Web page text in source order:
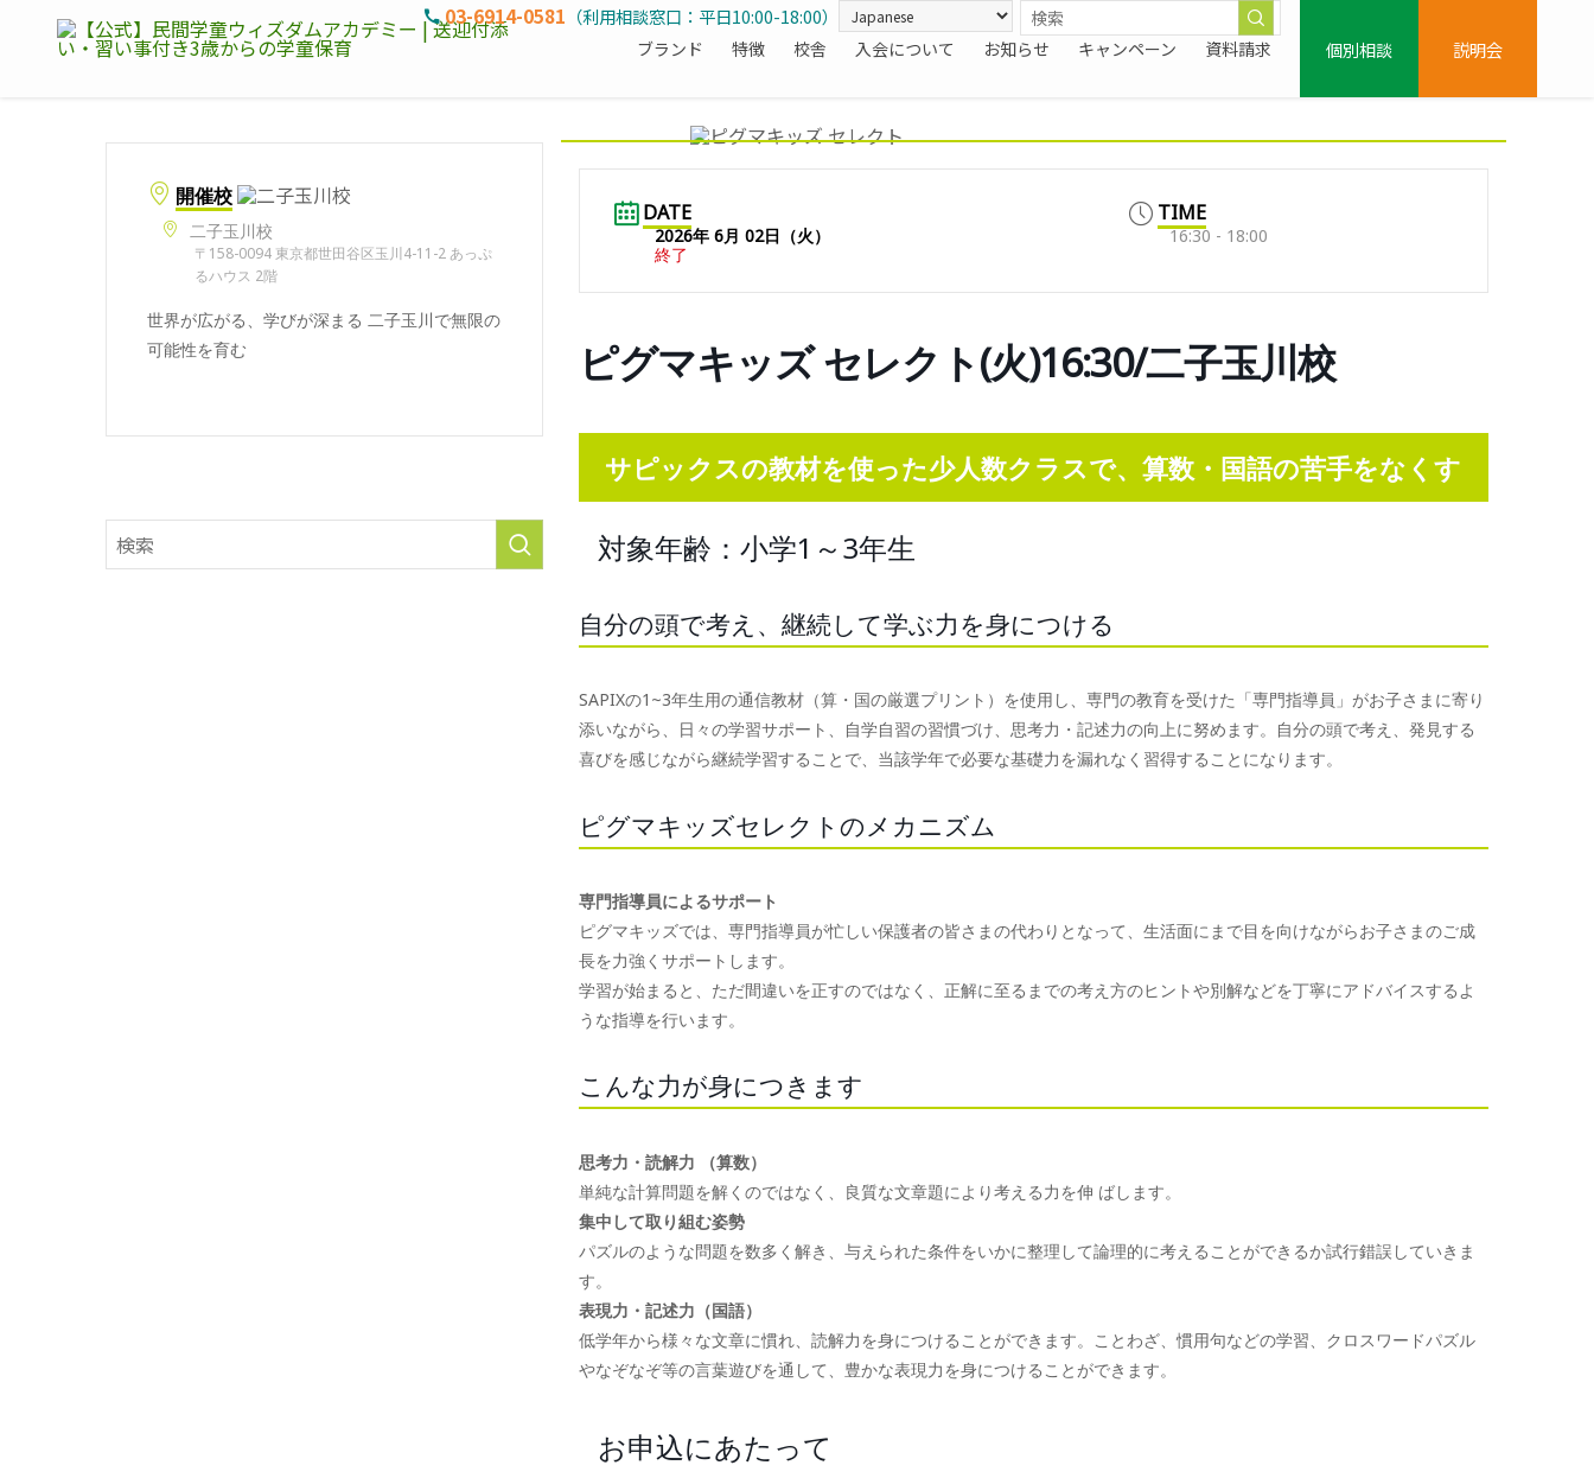
ブランド 特徴 校舎 入会について お知らせ キャンペーン 資料請求
03-6914-0581 （利用相談窓口：平日10:00-18:00）
個別相談
説明会
開催校
二子玉川校
〒158-0094 東京都世田谷区玉川4-11-2 あっぷ
るハウス 2階
世界が広がる、学びが深まる 二子玉川で無限の
可能性を育む
DATE
2026年 6月 02日（火）
終了
TIME
16:30 - 18:00
ピグマキッズ セレクト(火)16:30/二子玉川校
サピックスの教材を使った少人数クラスで、算数・国語の苦手をなくす
対象年齢：小学1～3年生
自分の頭で考え、継続して学ぶ力を身につける
SAPIXの1~3年生用の通信教材（算・国の厳選プリント）を使用し、専門の教育を受けた「専門指導員」がお子さまに寄り
添いながら、日々の学習サポート、自学自習の習慣づけ、思考力・記述力の向上に努めます。自分の頭で考え、発見する
喜びを感じながら継続学習することで、当該学年で必要な基礎力を漏れなく習得することになります。
ピグマキッズセレクトのメカニズム
専門指導員によるサポート
ピグマキッズでは、専門指導員が忙しい保護者の皆さまの代わりとなって、生活面にまで目を向けながらお子さまのご成
長を力強くサポートします。
学習が始まると、ただ間違いを正すのではなく、正解に至るまでの考え方のヒントや別解などを丁寧にアドバイスするよ
うな指導を行います。
こんな力が身につきます
思考力・読解力 （算数）
単純な計算問題を解くのではなく、良質な文章題により考える力を伸 ばします。
集中して取り組む姿勢
パズルのような問題を数多く解き、与えられた条件をいかに整理して論理的に考えることができるか試行錯誤していきま
す。
表現力・記述力（国語）
低学年から様々な文章に慣れ、読解力を身につけることができます。ことわざ、慣用句などの学習、クロスワードパズル
やなぞなぞ等の言葉遊びを通して、豊かな表現力を身につけることができます。
お申込にあたって